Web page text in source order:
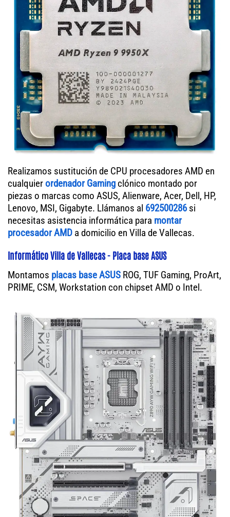
Realizamos sustitución de CPU procesadores AMD en
cualquierordenador Gaming clónico montado por
piezas o marcas como ASUS, Alienware, Acer, Dell, HP,
Lenovo, MSI, Gigabyte. Llámanos al 692500286si
necesitas asistencia informática para montar
procesador AMD a domicilio en Villa de Vallecas.
Informático Villa de Vallecas - Placa base ASUS
Montamos placas base ASUS ROG, TUF Gaming, ProArt,
PRIME, CSM, Workstation con chipset AMD o Intel.